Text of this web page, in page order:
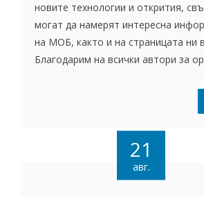
новите технологии и открития,
могат да намерят интересна
на МОБ, както и на страницата ни
Благодарим на всички автори за
21
авг.